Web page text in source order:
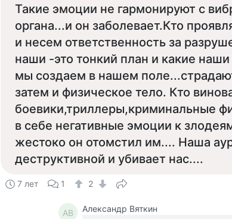
Такие эмоции не гармонируют с
органа...и он заболевает.Кто
и несем ответственность за
наши -это тонкий план и какие
мы создаем в нашем
затем и физическое тело. Кто
боевики,триллеры,криминальные
в себе негативные эмоции к
жестоко он отомстил им.... Наша
деструктивной и убивает нас....
7 лет 1 2
АВ Александр Вяткин